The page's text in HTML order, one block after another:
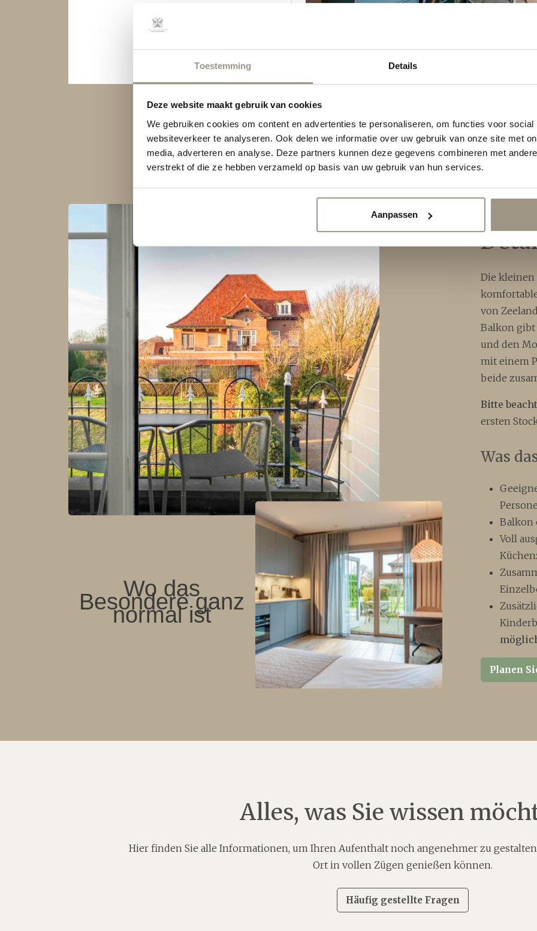
Toestemming Details
Deze website maakt gebruik van cookies
We gebruiken cookies om content en advertenties te personaliseren, om functies voor social
websiteverkeer te analyseren. Ook delen we informatie over uw gebruik van onze site met
media, adverteren en analyse. Deze partners kunnen deze gegevens combineren met
verstrekt of die ze hebben verzameld op basis van uw gebruik van hun services.
Aanpassen
Ihr
Die
von
Balkon gibt
und den
mit einem
beide
Bitte
ersten
Was
Balkon
Voll
Planen
Wo das
Besondere ganz
normal ist
Alles, was Sie wissen
Hier finden Sie alle Informationen, um Ihren Aufenthalt noch angenehmer zu
Ort in vollen Zügen genießen können.
Häufig gestellte Fragen